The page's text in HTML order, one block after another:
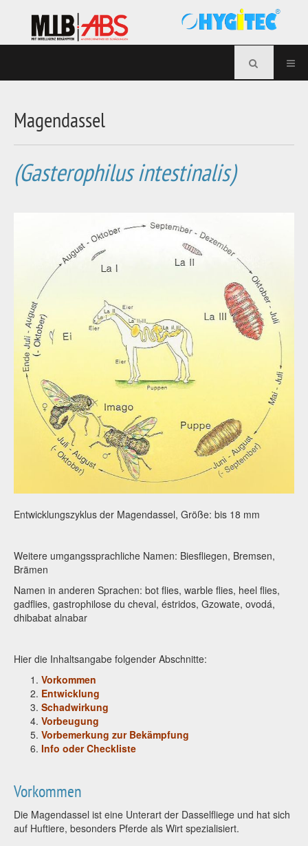
Magendassel
(Gasterophilus intestinalis)
Entwicklungszyklus der Magendassel, Größe: bis 18 mm
Weitere umgangssprachliche Namen: Biesfliegen, Bremsen,
Brämen
Namen in anderen Sprachen: bot flies, warble flies, heel flies,
gadflies, gastrophilose du cheval, éstridos, Gzowate, ovodá,
dhibabat alnabar
Hier die Inhaltsangabe folgender Abschnitte:
Vorkommen
Entwicklung
Schadwirkung
Vorbeugung
Vorbemerkung zur Bekämpfung
Info oder Checkliste
Vorkommen
Die Magendassel ist eine Unterart der Dasselfliege und hat sich
auf Huftiere, besonders Pferde als Wirt spezialisiert.